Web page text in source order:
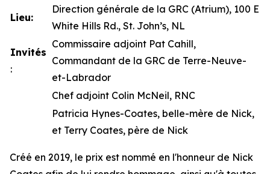
Lieu:
Direction générale de la GRC (Atrium), 100 E
White Hills Rd., St. John’s, NL
Invités
:
Commissaire adjoint Pat Cahill,
Commandant de la GRC de Terre-Neuve-
et-Labrador
Chef adjoint Colin McNeil, RNC
Patricia Hynes-Coates, belle-mère de Nick,
et Terry Coates, père de Nick
Créé en 2019, le prix est nommé en l'honneur de Nick